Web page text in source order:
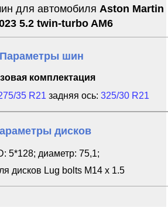
для автомобиля Aston Martin
5.2 twin-turbo AM6
Параметры шин
комплектация
35 R21 задняя ось: 325/30 R21
дисков
5*128; диаметр: 75,1;
дисков Lug bolts M14 x 1.5